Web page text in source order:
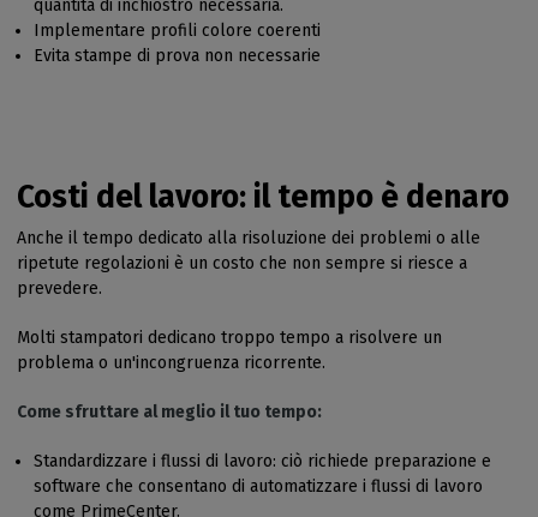
quantità di inchiostro necessaria.
Implementare profili colore coerenti
Evita stampe di prova non necessarie
Costi del lavoro: il tempo è denaro
Anche il tempo dedicato alla risoluzione dei problemi o alle
ripetute regolazioni è un costo che non sempre si riesce a
prevedere.
Molti stampatori dedicano troppo tempo a risolvere un
problema o un'incongruenza ricorrente.
Come sfruttare al meglio il tuo tempo:
Standardizzare i flussi di lavoro: ciò richiede preparazione e
software che consentano di automatizzare i flussi di lavoro
come PrimeCenter.